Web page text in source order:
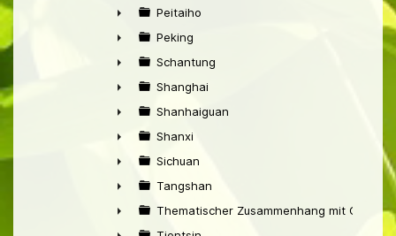
►
►
Peitaiho
►
Peking
►
Schantung
►
Shanghai
►
Shanhaiguan
►
Shanxi
►
Sichuan
►
Tangshan
Thematischer Zusammenhang mit China